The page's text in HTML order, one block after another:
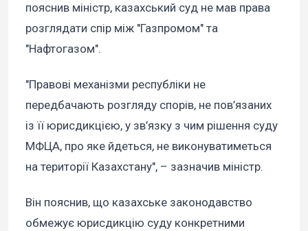
пояснив міністр, казахський суд не мав права
розглядати спір між "Газпромом" та
"Нафтогазом".
"Правові механізми республіки не
передбачають розгляду спорів, не пов’язаних
із її юрисдикцією, у зв’язку з чим рішення суду
МФЦА, про яке йдеться, не виконуватиметься
на території Казахстану", – зазначив міністр.
Він пояснив, що казахське законодавство
обмежує юрисдикцію суду конкретними